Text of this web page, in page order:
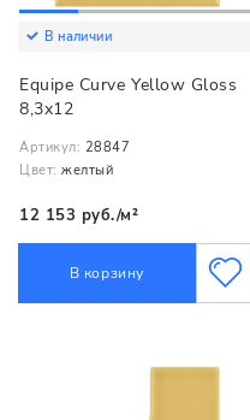
В наличии
Equipe Curve Yellow Gloss
8,3x12
Артикул: 28847
Цвет: желтый
12 153 руб./м²
В корзину